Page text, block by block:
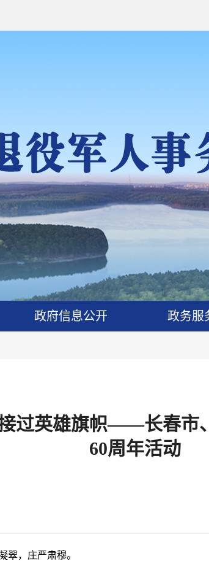
政府信息公开 政务服
过英雄旗帜——长春市
60周年活动
翠，庄严肃穆。